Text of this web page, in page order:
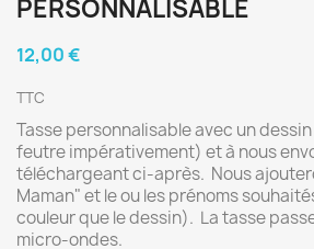
PERSONNALISABLE
12,00 €
TTC
Tasse personnalisable avec un
feutre impérativement) et à nous
téléchargeant ci-après. Nous
Maman" et le ou les prénoms
couleur que le dessin). La tasse
micro-ondes.